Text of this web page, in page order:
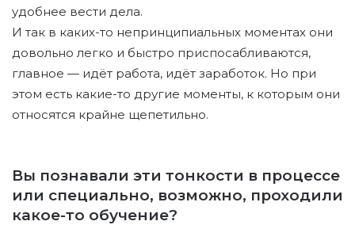
удобнее вести дела.
И так в каких-то непринципиальных моментах они
довольно легко и быстро приспосабливаются,
главное — идёт работа, идёт заработок. Но при
этом есть какие-то другие моменты, к которым они
относятся крайне щепетильно.
Вы познавали эти тонкости в процессе
или специально, возможно, проходили
какое-то обучение?